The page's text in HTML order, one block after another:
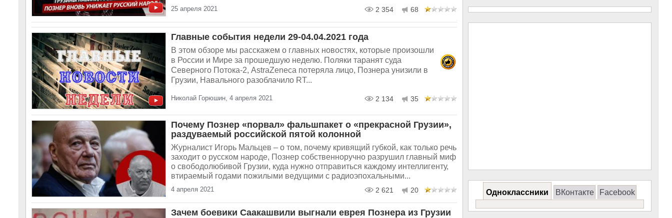
25 апреля 2021 2 354 68
Главные события недели 29-04.04.2021 года
В этом обзоре мы расскажем о главных новостях, которые произошли
в России и Мире за прошедшую неделю. Поляки таранят суда
Северного Потока-2, AstraZeneca потеряла лицо, Познера унизили в
Грузии, Навального разоблачило RT...
Николай Горюшин, 4 апреля 2021 2 134 35
Почему Познер «порвал» фальшпакет о «прекрасной Грузии»,
раздуваемый российской пятой колонной
Журналист Игорь Мальцев – о том, почему кривящий губкой, как только речь
заходит о русском народе, Познер собственноручно разрушил главный миф
о свободолюбивой Грузии, куда нужно отправиться каждому интеллигенту,
втираемый годами пожилыми ведущими с радиоэпохальными...
4 апреля 2021 2 621 20
Зачем боевики Саакашвили выгнали еврея Познера из Грузии
Одноклассники ВКонтакте Facebook